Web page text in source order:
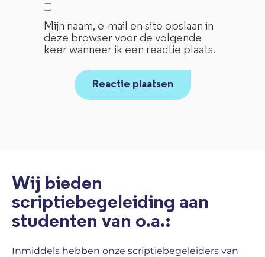
Mijn naam, e-mail en site opslaan in
deze browser voor de volgende
keer wanneer ik een reactie plaats.
Wij bieden
scriptiebegeleiding aan
studenten van o.a.:
Inmiddels hebben onze scriptiebegeleiders van